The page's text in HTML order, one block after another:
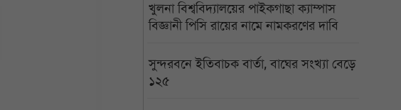
খুলনা বিশ্ববিদ্যালয়ের পাইকগাছা ক্যাম্পাস
বিজ্ঞানী পিসি রায়ের নামে নামকরণের দাবি
সুন্দরবনে ইতিবাচক বার্তা, বাঘের সংখ্যা বেড়ে
১২৫